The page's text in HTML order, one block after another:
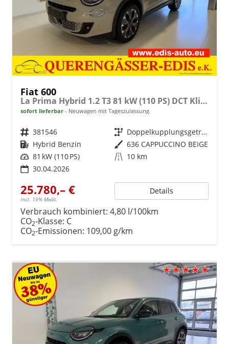
Fiat 600
La Prima Hybrid 1.2 T3 81 kW (110 PS) DCT Klimaautomatik, Massagesitz, Sitzheizung, elektrisch verstellbarer Fahrersitz, Radio, DAB, Apple CarPlay, Android Auto, Navigationssystem, 18 Zoll Leichtmetallfelgen, uvm.
sofort lieferbar Neuwagen mit Tageszulassung
Fahrzeugnr. 381546 Getriebe
Doppelkupplungsgetriebe (DSG)
Kraftstoff Hybrid Benzin Außenfarbe 636 CAPPUCCINO BEIGE
Leistung 81 kW (110 PS) Kilometerstand 10 km
30.04.2026
25.780,– €
incl. 19% MwSt.
Details
Verbrauch kombiniert: 4,80 l/100km
CO2-Klasse: C
CO2-Emissionen: 109,00 g/km